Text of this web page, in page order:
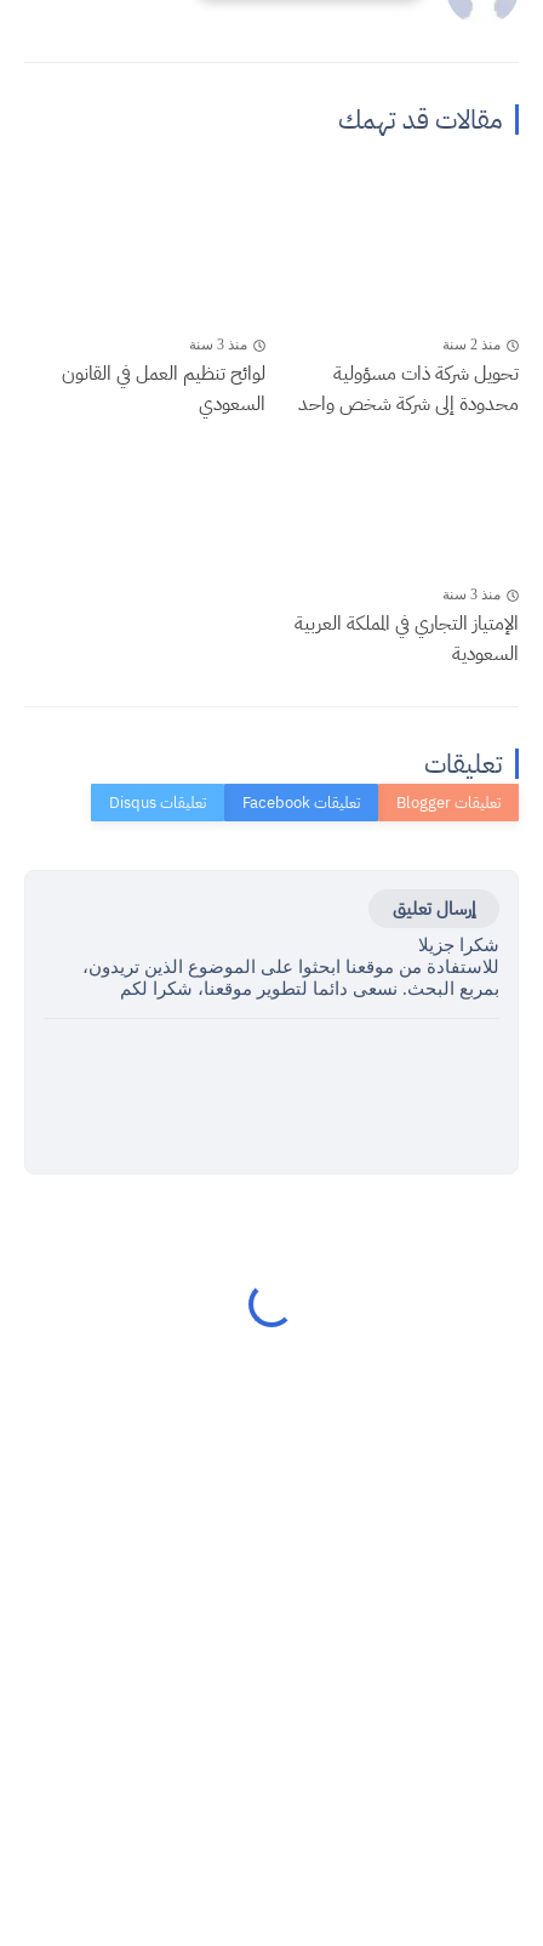
مقالات قد تهمك
منذ 2 سنة
تحويل شركة ذات مسؤولية
محدودة إلى شركة شخص واحد
منذ 3 سنة
لوائح تنظيم العمل في القانون
السعودي
منذ 3 سنة
الإمتياز التجاري في المملكة العربية
السعودية
تعليقات
إرسال تعليق
شكرا جزيلا
للاستفادة من موقعنا ابحثوا على الموضوع الذين تريدون،
بمربع البحث. نسعى دائما لتطوير موقعنا، شكرا لكم